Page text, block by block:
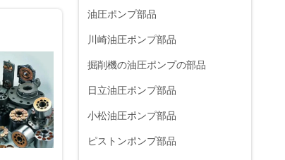
油圧ポンプ部品
川崎油圧ポンプ部品
掘削機の油圧ポンプの部品
日立油圧ポンプ部品
小松油圧ポンプ部品
ピストンポンプ部品